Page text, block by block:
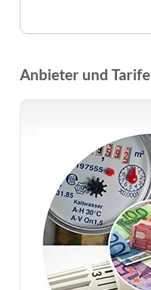
Anbieter und Tarife